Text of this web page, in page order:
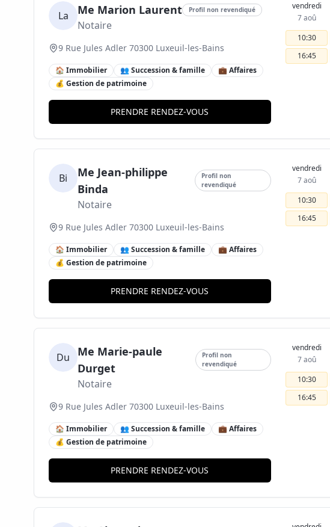
La Me Marion Laurent Profil non revendiqué
Notaire
9 Rue Jules Adler 70300 Luxeuil-les-Bains
🏠 Immobilier 👥 Succession & famille
💼 Affaires
💰 Gestion de patrimoine
PRENDRE RENDEZ-VOUS
vendredi
7 aoû
10:30
16:45
Bi
Me Jean-philippe
Binda
Profil non
revendiqué
Notaire
9 Rue Jules Adler 70300 Luxeuil-les-Bains
🏠 Immobilier 👥 Succession & famille
💼 Affaires
💰 Gestion de patrimoine
PRENDRE RENDEZ-VOUS
vendredi
7 aoû
10:30
16:45
Du
Me Marie-paule
Durget
Profil non
revendiqué
Notaire
9 Rue Jules Adler 70300 Luxeuil-les-Bains
🏠 Immobilier 👥 Succession & famille
💼 Affaires
💰 Gestion de patrimoine
PRENDRE RENDEZ-VOUS
vendredi
7 aoû
10:30
16:45